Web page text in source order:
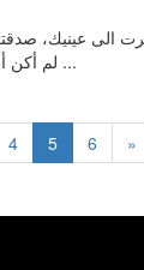
لم أكن أعرف بأن هذا هو المقابل...
4 5 6 »